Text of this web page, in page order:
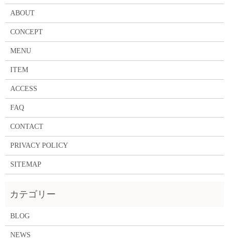
ABOUT
CONCEPT
MENU
ITEM
ACCESS
FAQ
CONTACT
PRIVACY POLICY
SITEMAP
BLOG
NEWS